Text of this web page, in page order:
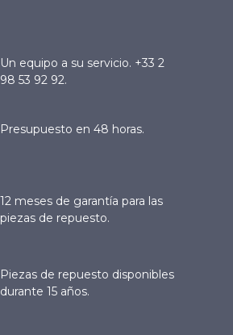
Un equipo a su servicio. +33 2
98 53 92 92.
Presupuesto en 48 horas.
12 meses de garantía para las
piezas de repuesto.
Piezas de repuesto disponibles
durante 15 años.